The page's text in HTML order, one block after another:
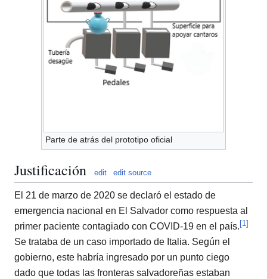
Parte de atrás del prototipo oficial
Justificación edit edit source
El 21 de marzo de 2020 se declaró el estado de
emergencia nacional en El Salvador como respuesta al
primer paciente contagiado con COVID-19 en el país. [1 ]
Se trataba de un caso importado de Italia. Según el
gobierno, este habría ingresado por un punto ciego
dado que todas las fronteras salvadoreñas estaban